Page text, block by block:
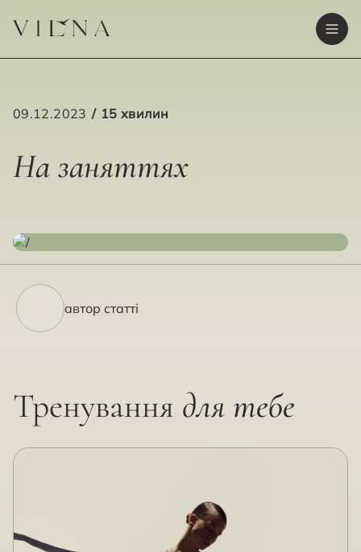
09.12.2023 15 хвилин
На заняттях
автор статті
Тренування для тебе